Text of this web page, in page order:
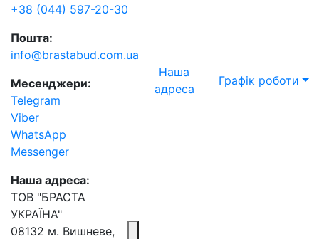
+38 (044) 597-20-30
Пошта:
info@brastabud.com.ua
Месенджери:
Telegram
Viber
WhatsApp
Messenger
Наша адреса:
ТОВ "БРАСТА
УКРАЇНА"
08132 м. Вишневе,
Наша
адреса
Графік роботи